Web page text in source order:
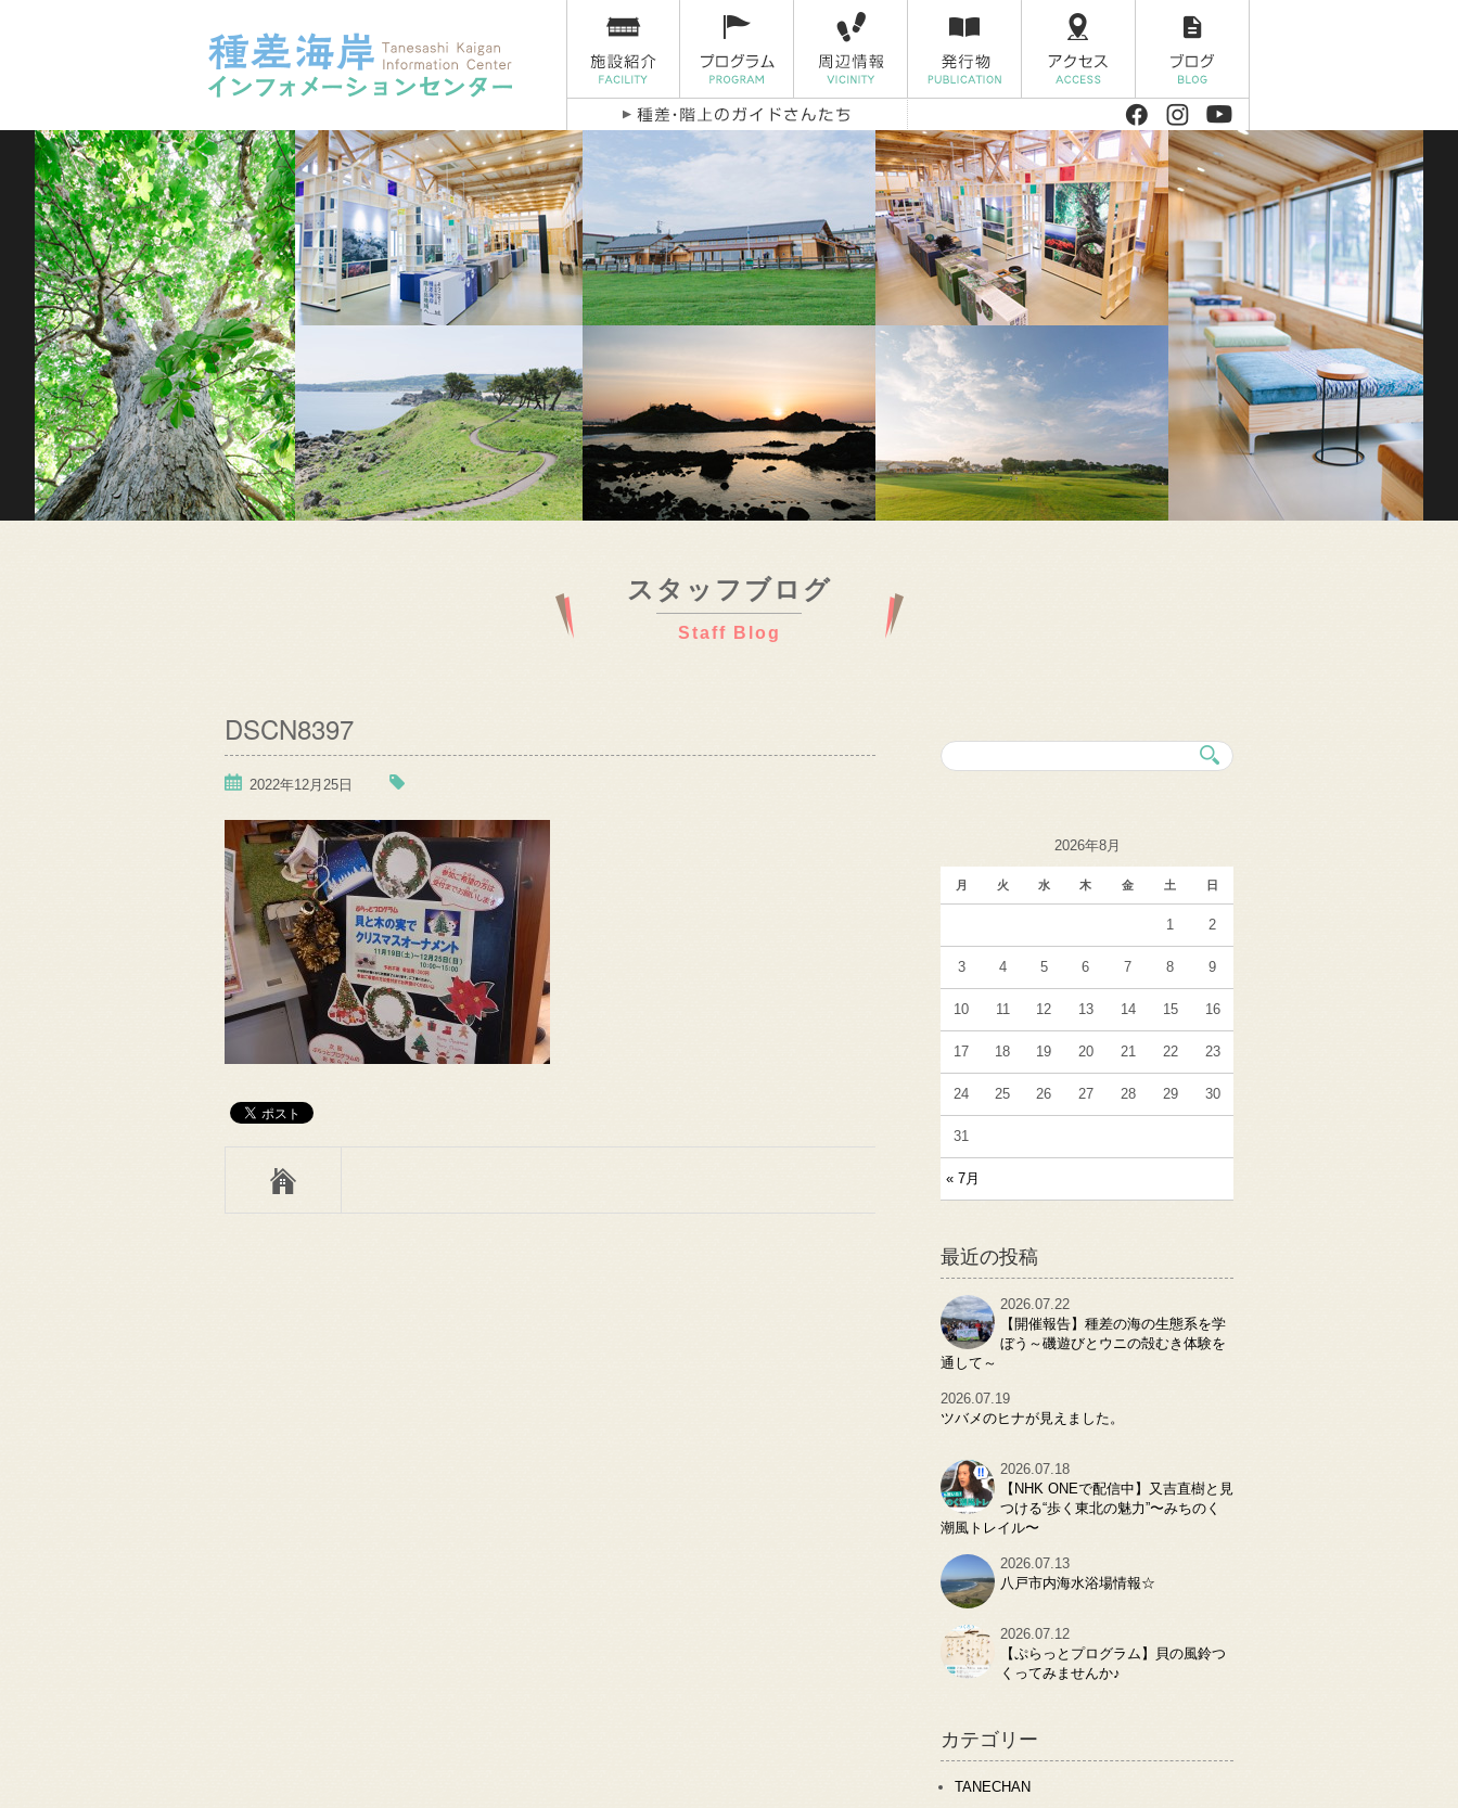
スタッフブログ
Staff Blog
DSCN8397
2022年12月25日
2026年8月
月 火 水 木 金 土 日
« 7月
1 2
3 4 5 6 7 8 9
10 11 12 13 14 15 16
17 18 19 20 21 22 23
24 25 26 27 28 29 30
31
最近の投稿
2026.07.22
【開催報告】種差の海の生態系を学
ぼう～磯遊びとウニの殻むき体験を
通して～
2026.07.19
ツバメのヒナが見えました。
2026.07.18
【NHK ONEで配信中】又吉直樹と見
つける“歩く東北の魅力”〜みちのく
潮風トレイル〜
2026.07.13
八戸市内海水浴場情報☆
2026.07.12
【ぷらっとプログラム】貝の風鈴つ
くってみませんか♪
カテゴリー
TANECHAN